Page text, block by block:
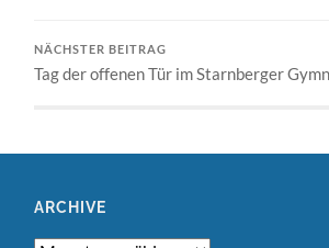
NÄCHSTER BEITRAG
Tag der offenen Tür im Starnberger
ARCHIVE